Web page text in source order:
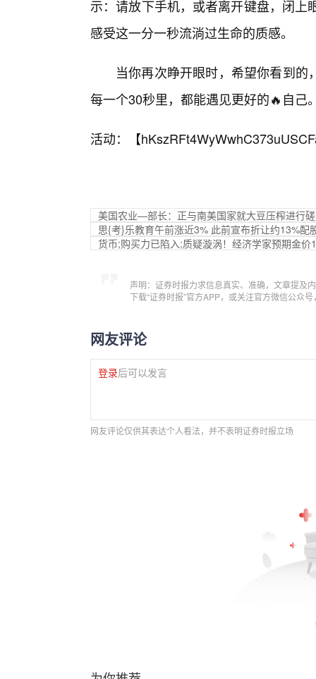
示：请放下手机，或者离开键盘，闭
感受这一分一秒流淌过生命的质感。
当你再次睁开眼时，希望你看到
每一个30秒里，都能遇见更好的🔥自己
活动：【
美国农业—部长：正与南美国家就大豆压榨进行
思{考}乐教育午前涨近3% 此前宣布折让约13%配
货币;购买力已陷入;质疑漩涡！经济学家预期金价
声明：证券时报力求信息真实、准确，文章提及
下载“证券时报”官方APP，或关注官方微信公众
网友评论
登录后可以发言
网友评论仅供其表达个人看法，并不表明证券时报立场